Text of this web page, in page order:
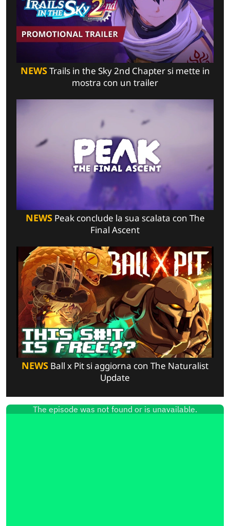
NEWSTrails in the Sky 2nd Chapter si mette in
mostra con un trailer
NEWSPeak conclude la sua scalata con The
Final Ascent
NEWS Ball x Pit si aggiorna con The Naturalist
Update